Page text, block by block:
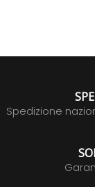
Spedizione